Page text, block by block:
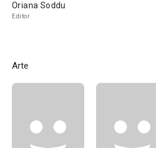
Oriana Soddu
Editor
Arte